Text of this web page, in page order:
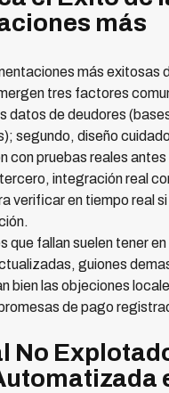
más
más exitosas
tres factores
datos de deudores
segundo, diseño
con pruebas reales antes
integración real
verificar en tiempo real
que fallan suelen tener
guiones
bien las objeciones
de pago
No